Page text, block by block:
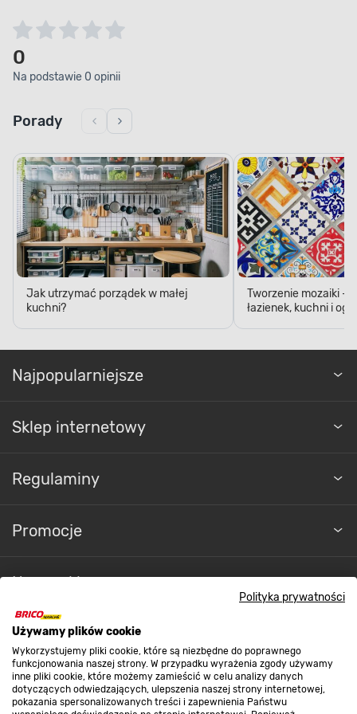
Polityka prywatności
Używamy plików cookie
Wykorzystujemy pliki cookie, które są niezbędne do poprawnego
funkcjonowania naszej strony. W przypadku wyrażenia zgody używamy
inne pliki cookie, które możemy zamieścić w celu analizy danych
dotyczących odwiedzających, ulepszenia naszej strony internetowej,
pokazania spersonalizowanych treści i zapewnienia Państwu
MOŻLIWOŚĆ MYCIA W ZMYWARCE
tym samym redukując czas spędzony
na sprzątaniu. Ich powierzchnia nie ulegnie
0
Na podstawie 0 opinii
Porady
Jak utrzymać porządek w małej
kuchni?
Tworzenie mozaiki -
łazienek, kuchni i
Najpopularniejsze
Sklep internetowy
Regulaminy
Promocje
Nasze sklepy
O nas
Kontakt do sklepu